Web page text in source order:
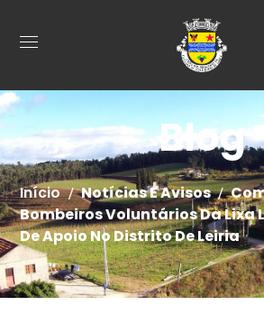
Blog
Início Notícias E Avisos
Bombeiros Voluntários Da Lixa
De Apoio No Distrito De Leiria